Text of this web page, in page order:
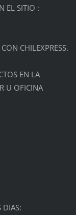
EL SITIO :
CHILEXPRESS.
EN LA
U OFICINA
DIAS: